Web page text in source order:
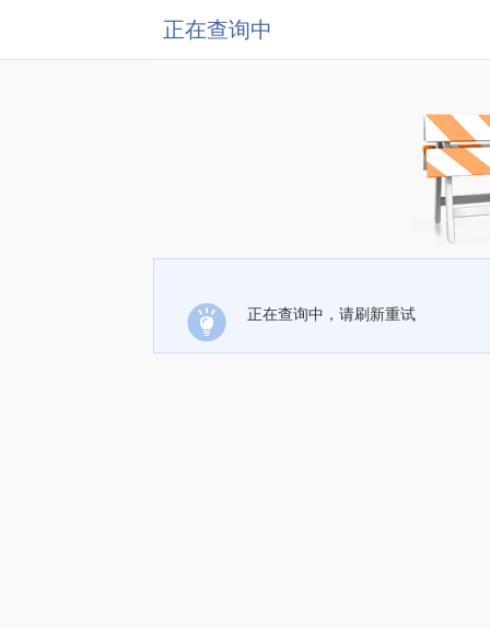
正在查询中
正在查询中，请刷新重试